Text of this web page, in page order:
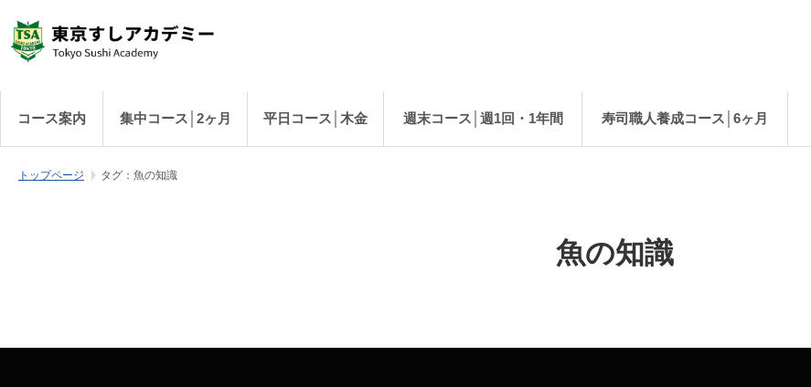
コース案内 集中コース│2ヶ月 平日コース│木金 週末コース│週1回・1年間 寿司職人養成コース│6ヶ月
トップページ タグ：魚の知識
魚の知識